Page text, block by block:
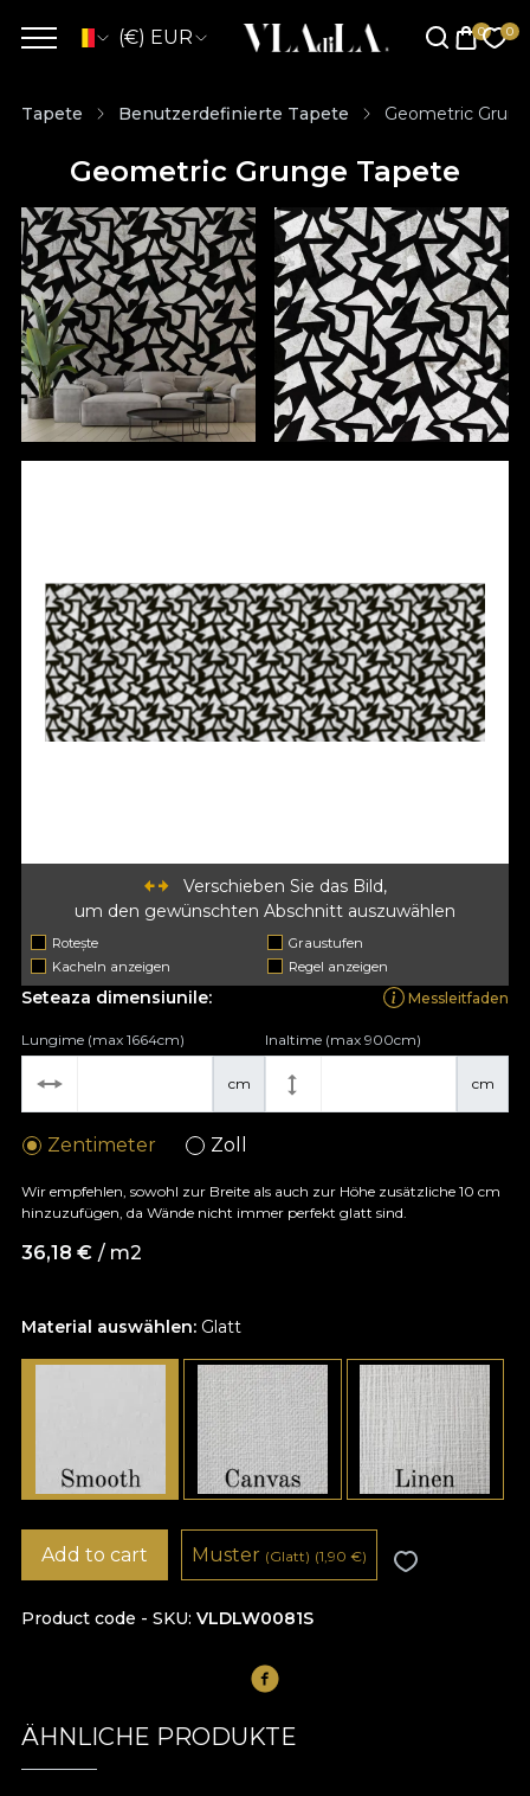
(€) EUR
Tapete Benutzerdefinierte Tapete Geometric
Geometric Grunge Tapete
Verschieben Sie das Bild,
um den gewünschten Abschnitt auszuwählen
Rotește
Graustufen
Kacheln anzeigen
Regel anzeigen
Material auswählen: Glatt
Seteaza dimensiunile: Messleitfaden
cm
Lungime (max 1664cm)
cm
Inaltime (max 900cm)
Zentimeter Zoll
Wir empfehlen, sowohl zur Breite als auch zur Höhe zusätzliche 10 cm
hinzuzufügen, da Wände nicht immer perfekt glatt sind.
36,18 € / m2
Product code - SKU VLDLW0081S
Add to cart Muster (Glatt) (1,90 €)
ÄHNLICHE PRODUKTE